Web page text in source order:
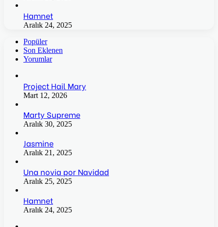
Hamnet
Aralık 24, 2025
Popüler
Son Eklenen
Yorumlar
Project Hail Mary
Mart 12, 2026
Marty Supreme
Aralık 30, 2025
Jasmine
Aralık 21, 2025
Una novia por Navidad
Aralık 25, 2025
Hamnet
Aralık 24, 2025